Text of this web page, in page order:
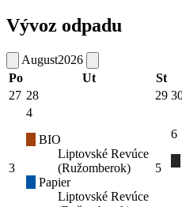
Vývoz odpadu
August2026
Po
Ut St
27 28 29
3
4
BIO
Liptovské Revúce
(Ružomberok)
Papier
Liptovské Revúce
5
6